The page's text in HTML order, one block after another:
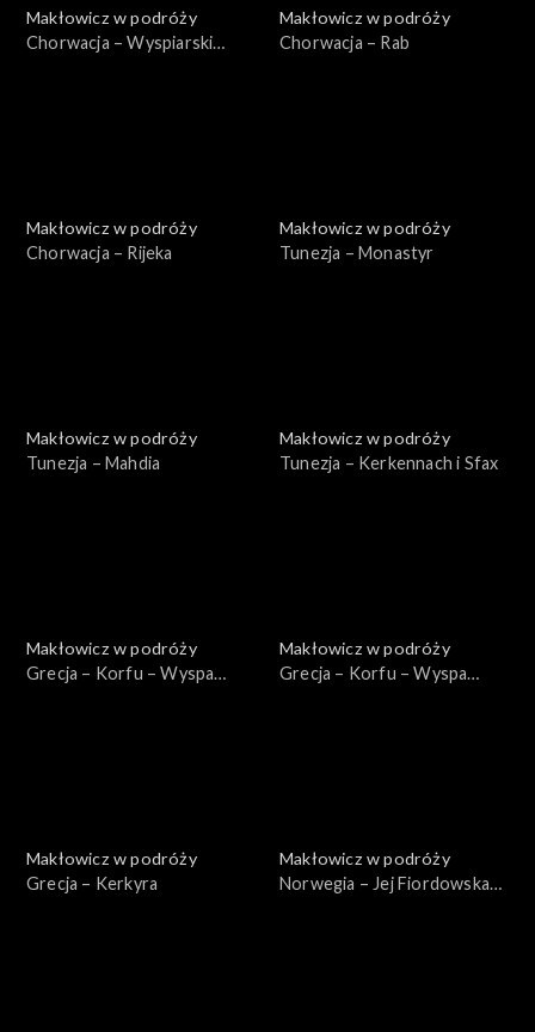
Makłowicz w podróży
Chorwacja – Wyspiarski
Makłowicz w podróży
Chorwacja – Rab
Makłowicz w podróży
Chorwacja – Rijeka
Makłowicz w podróży
Tunezja – Monastyr
Makłowicz w podróży
Tunezja – Mahdia
Makłowicz w podróży
Tunezja – Kerkennach i Sfax
Makłowicz w podróży
Grecja – Korfu – Wyspa
Makłowicz w podróży
Grecja – Korfu – Wyspa
Makłowicz w podróży
Grecja – Kerkyra
Makłowicz w podróży
Norwegia – Jej Fiordowska